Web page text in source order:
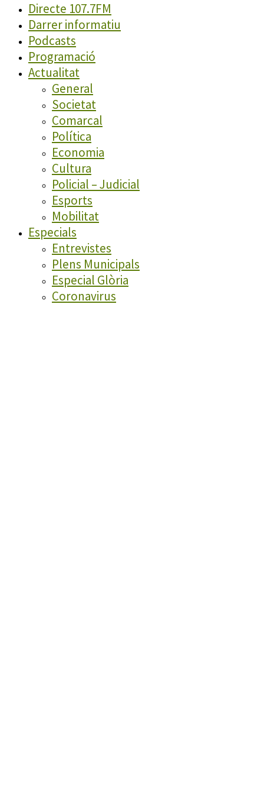
Directe 107.7FM
Darrer informatiu
Podcasts
Programació
Actualitat
General
Societat
Comarcal
Política
Economia
Cultura
Policial – Judicial
Esports
Mobilitat
Especials
Entrevistes
Plens Municipals
Especial Glòria
Coronavirus